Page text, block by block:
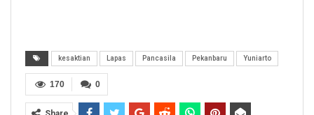
kesaktian Lapas Pancasila Pekanbaru Yuniarto
0
170